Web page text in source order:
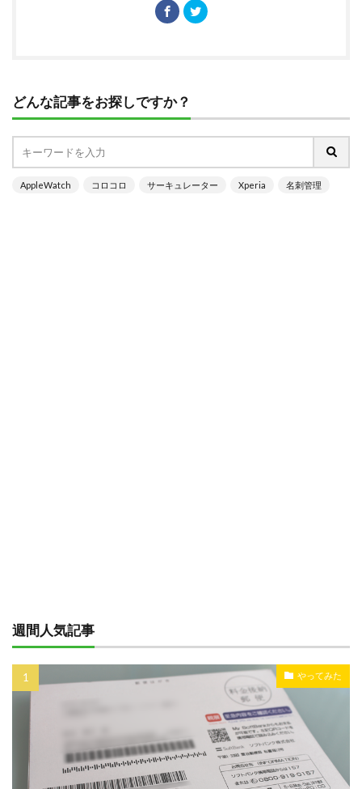
どんな記事をお探しですか？
AppleWatch コロコロ サーキュレーター Xperia 名刺管理
週間人気記事
やってみた